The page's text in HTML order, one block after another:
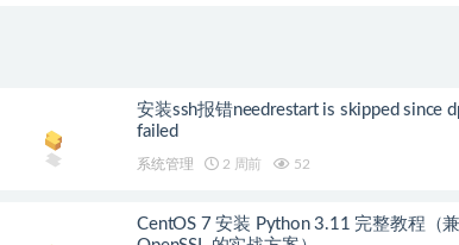
安装ssh报错needrestart is skipped since
failed
系统管理 2 周前 52
CentOS 7 安装 Python 3.11 完整教程（